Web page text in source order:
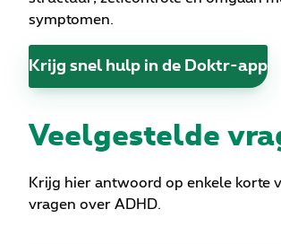
symptomen.
Krijg snel hulp in de Doktr-app
Veelgestelde
Krijg hier antwoord op enkele korte
vragen over ADHD.